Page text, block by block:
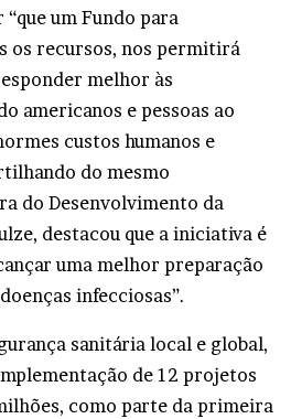
um Fundo para
os recursos, nos permitirá
melhor às
americanos e pessoas ao
custos humanos e
do mesmo
do Desenvolvimento da
destacou que a iniciativa é
uma melhor preparação
infecciosas”.
sanitária local e global,
de 12 projetos
como parte da primeira